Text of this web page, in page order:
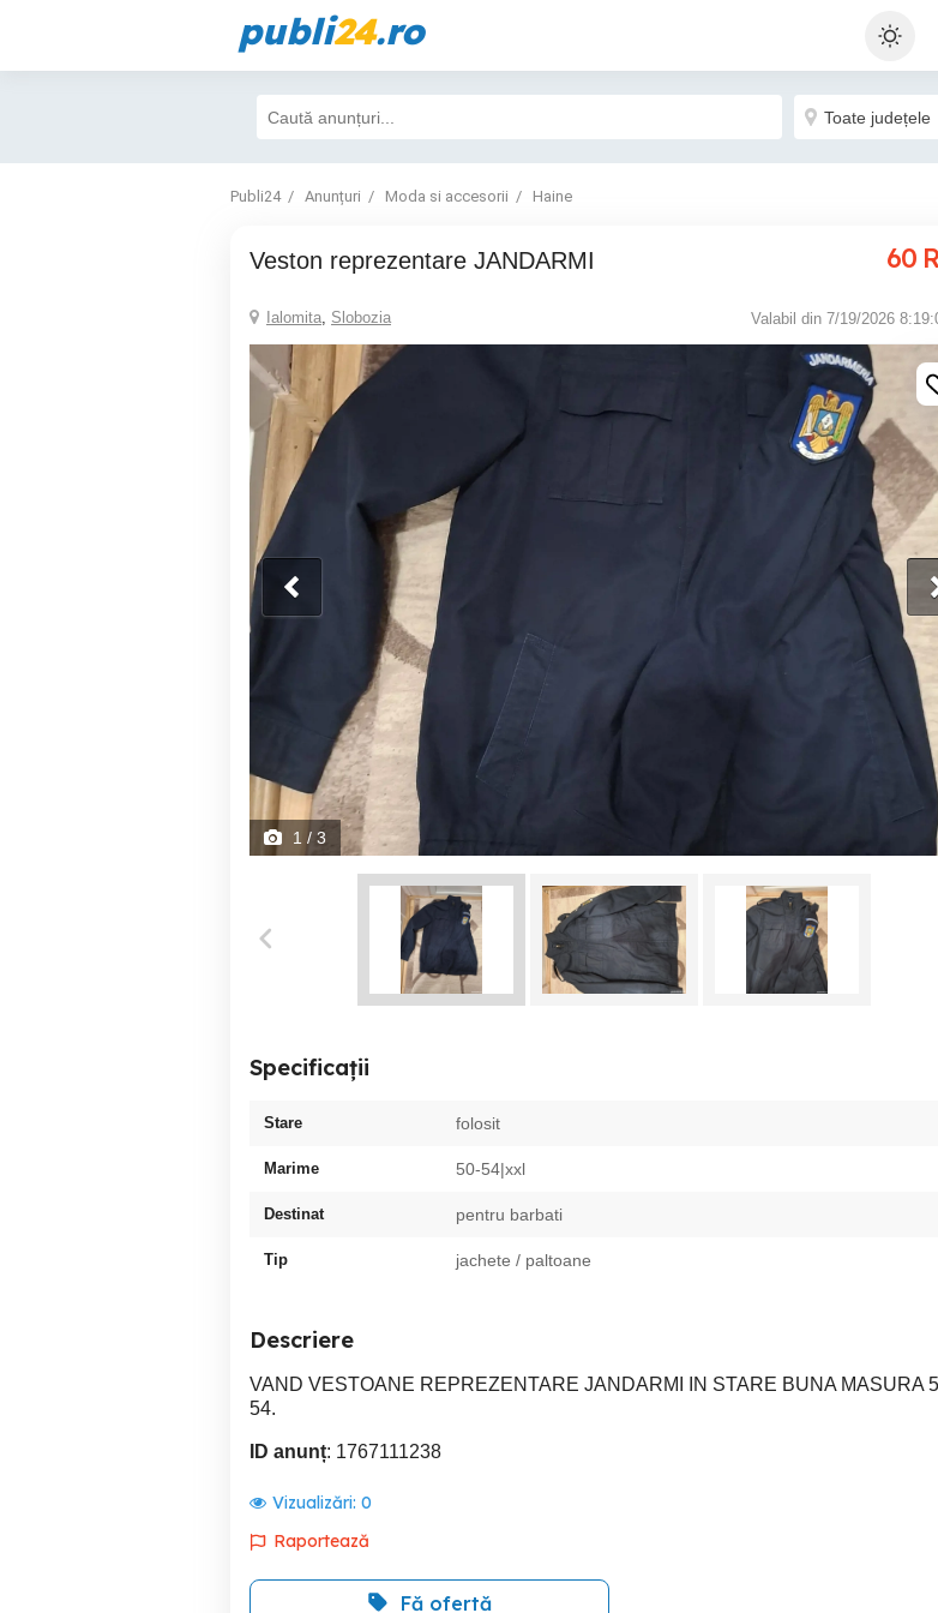
publi24.ro
Publi24 Anunțuri Moda si accesorii Haine
veston reprezentare JANDARMI 60
Ialomita, Slobozia Valabil din 7/19/2026
1 / 3
Specificații
Stare folosit
Marime 50-54|xxl
Destinat pentru barbati
Tip jachete / paltoane
Descriere
VAND VESTOANE REPREZENTARE JANDARMI IN STARE BUNA MASURA
54.
ID anunț: 1767111238
Vizualizări: 0
Raportează
Fă ofertă